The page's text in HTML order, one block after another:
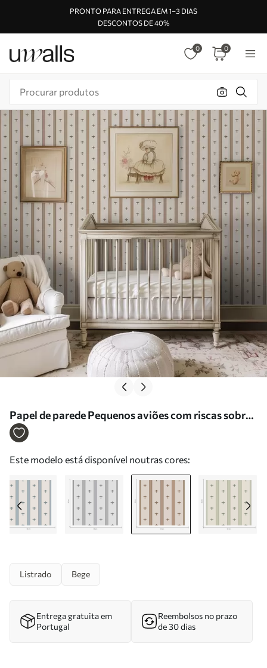
PRONTO PARA ENTREGA EM 1–3 DIAS
DESCONTOS DE 40%
0 0
Papel de parede Pequenos aviões com riscas sobre
fundo castanho Nr. a01171v2
Este modelo está disponível noutras cores:
Listrado Bege
Entrega gratuita em
Portugal
Reembolsos no prazo
de 30 dias